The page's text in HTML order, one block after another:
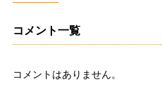
コメント一覧
コメントはありません。